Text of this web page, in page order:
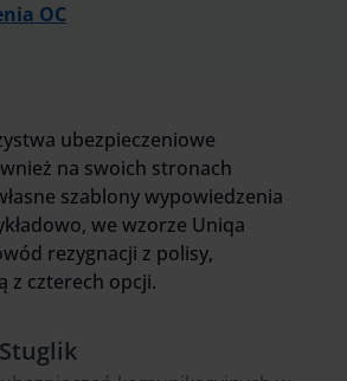
OC
ubezpieczeniowe
na swoich stronach
szablony wypowiedzenia
we wzorze Uniqa
rezygnacji z polisy,
z czterech opcji.